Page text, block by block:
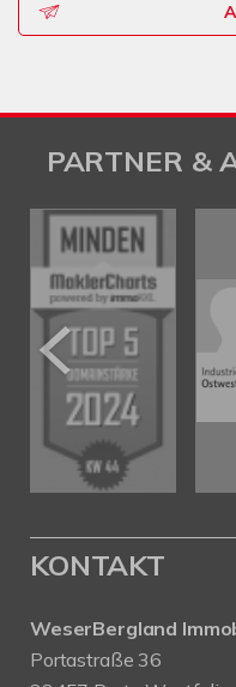
PARTNER &
KONTAKT
WeserBergland
Portastraße 36